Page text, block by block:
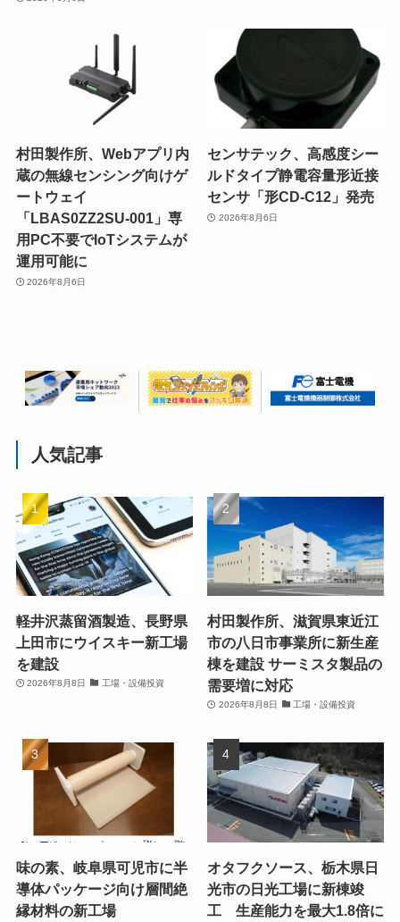
村田製作所、Webアプリ内
蔵の無線センシング向けゲ
ートウェイ
「LBAS0ZZ2SU-001」専
用PC不要でIoTシステムが
運用可能に
2026年8月6日
センサテック、高感度シー
ルドタイプ静電容量形近接
センサ「形CD-C12」発売
2026年8月6日
人気記事
軽井沢蒸留酒製造、長野県
上田市にウイスキー新工場
を建設
2026年8月8日 工場・設備投資
村田製作所、滋賀県東近江
市の八日市事業所に新生産
棟を建設 サーミスタ製品の
需要増に対応
2026年8月8日 工場・設備投資
味の素、岐阜県可児市に半
導体パッケージ向け層間絶
縁材料の新工場
オタフクソース、栃木県日
光市の日光工場に新棟竣
工 生産能力を最大1.8倍に